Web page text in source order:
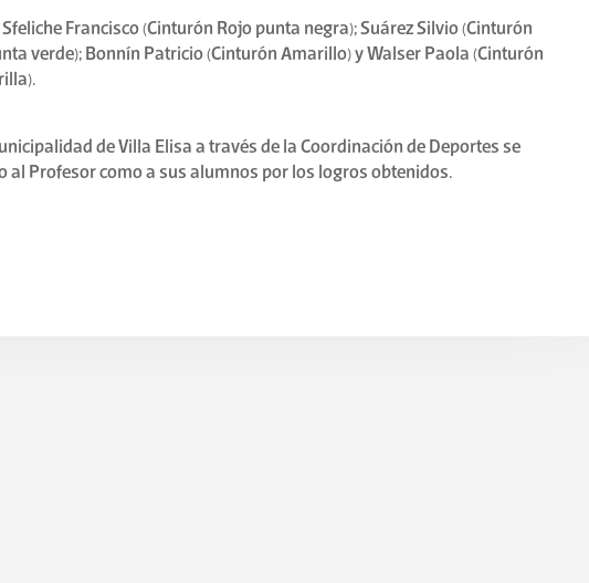
Francisco (Cinturón Rojo punta negra); Suárez Silvio (Cinturón
verde); Bonnín Patricio (Cinturón Amarillo) y Walser Paola (Cinturón
de Villa Elisa a través de la Coordinación de Deportes se
al Profesor como a sus alumnos por los logros obtenidos.